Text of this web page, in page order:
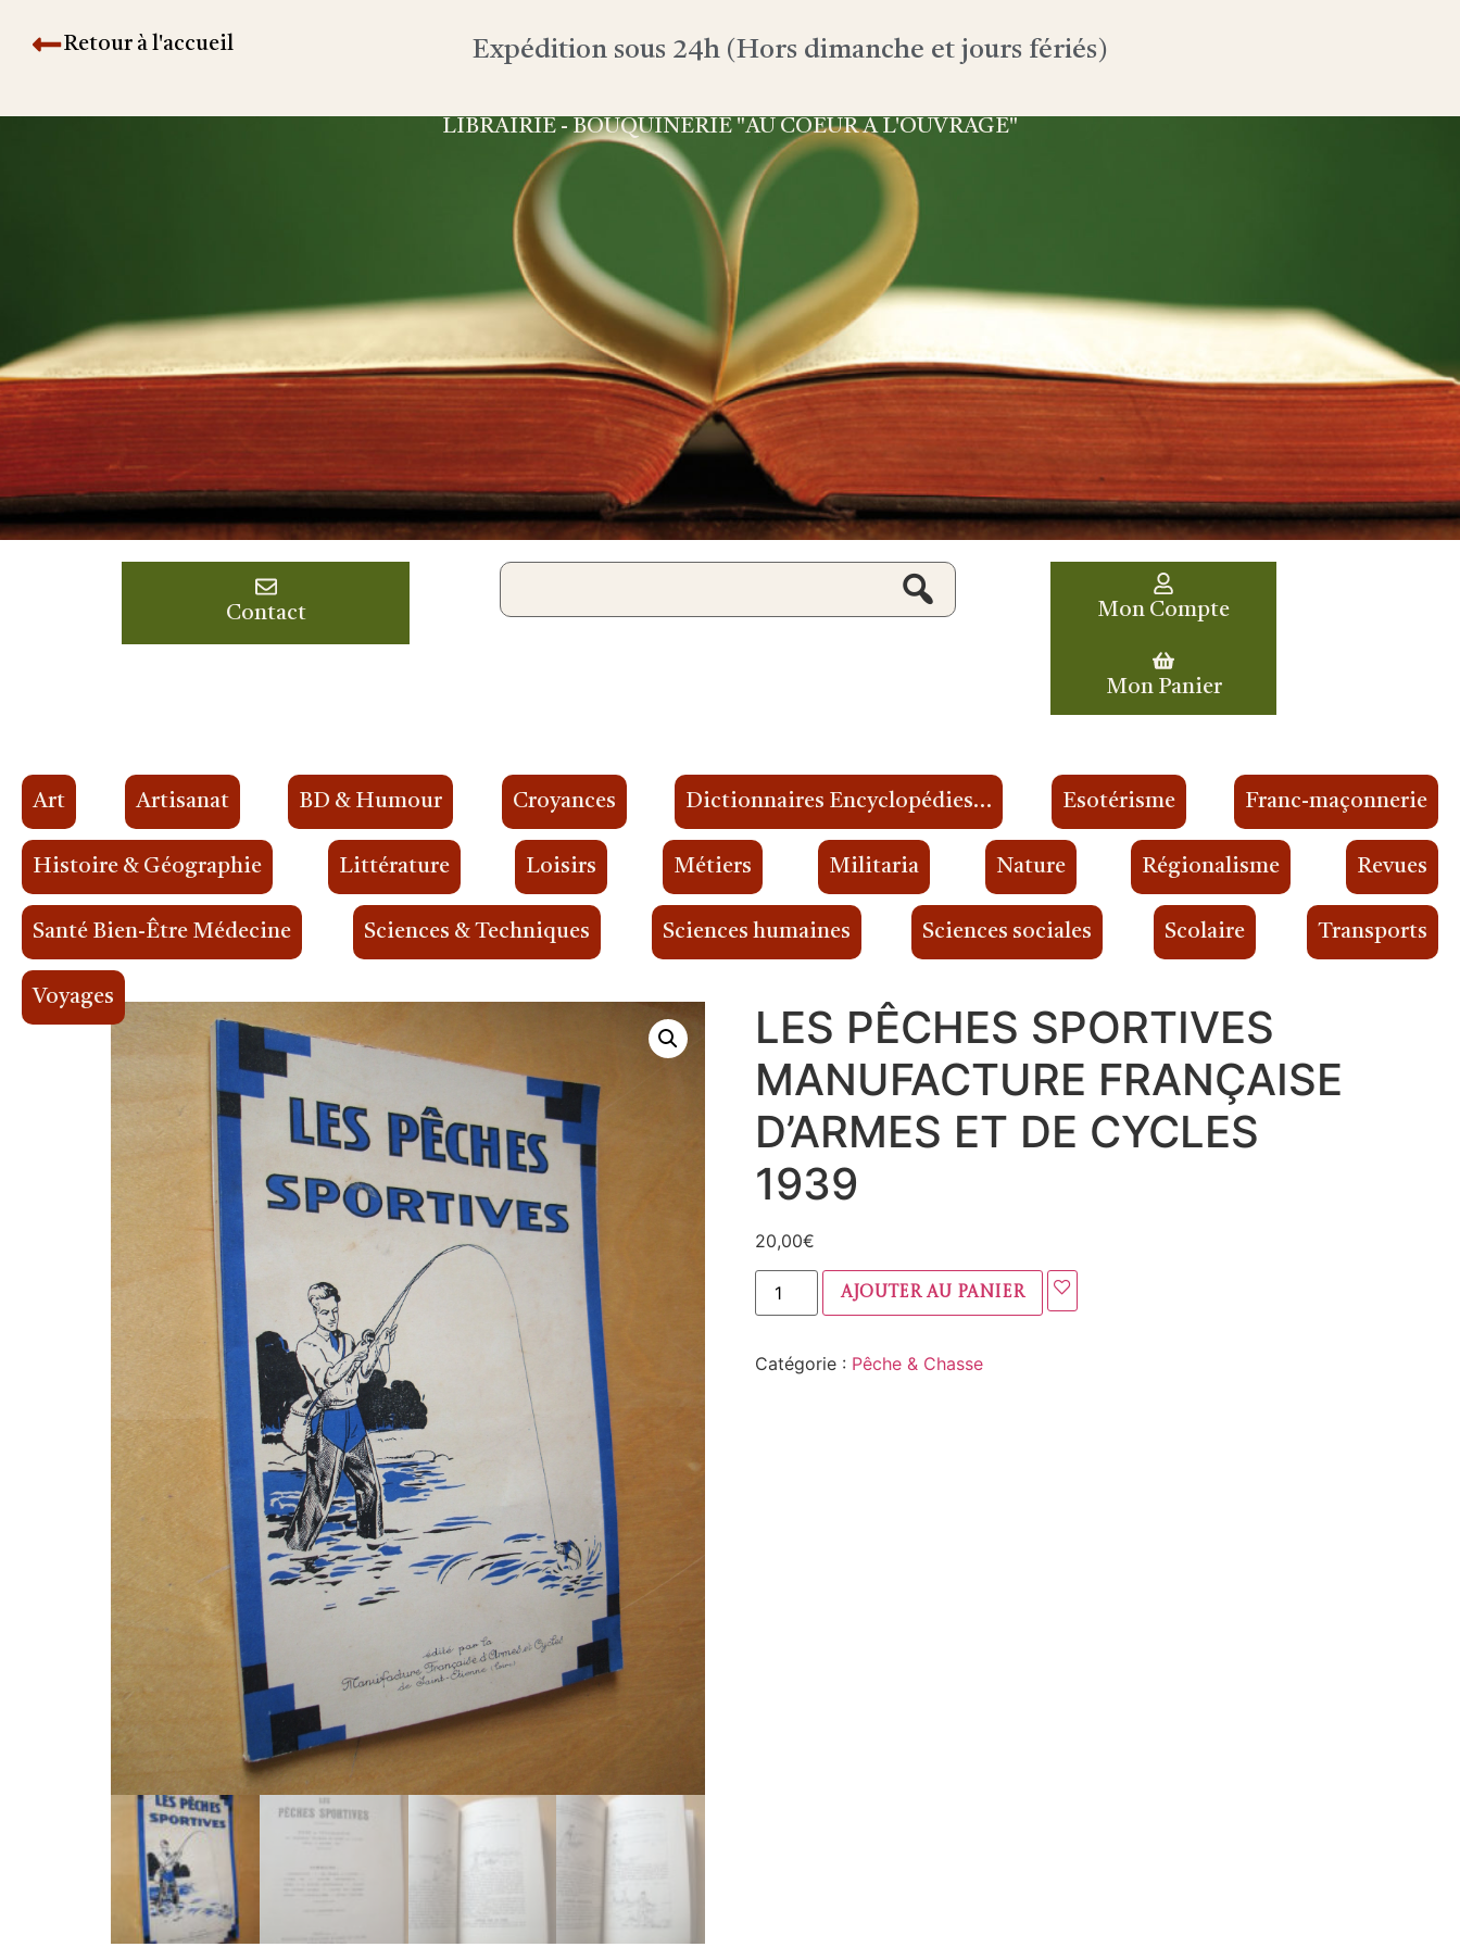
Retour à l'accueil Expédition sous 24h (Hors dimanche et jours fériés)
LIBRAIRIE - BOUQUINERIE "AU COEUR À L'OUVRAGE"
Contact Mon Compte
Mon Panier
Art Artisanat BD & Humour Croyances Dictionnaires Encyclopédies… Esotérisme Franc-maçonnerie
Histoire & Géographie Littérature Loisirs Métiers Militaria Nature Régionalisme Revues
Santé Bien-Être Médecine Sciences & Techniques Sciences humaines Sciences sociales Scolaire Transports
Voyages
LES PÊCHES SPORTIVES
MANUFACTURE FRANÇAISE
D’ARMES ET DE CYCLES
1939
20,00€
Ajouter au panier
Catégorie : Pêche & Chasse